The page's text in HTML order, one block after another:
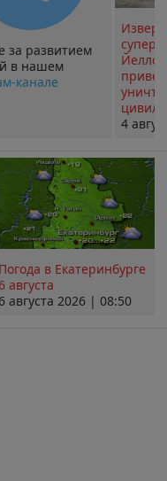
за развитием
в нашем
канале
4
Погода в Екатеринбурге
6 августа
6 августа 2026 | 08:50